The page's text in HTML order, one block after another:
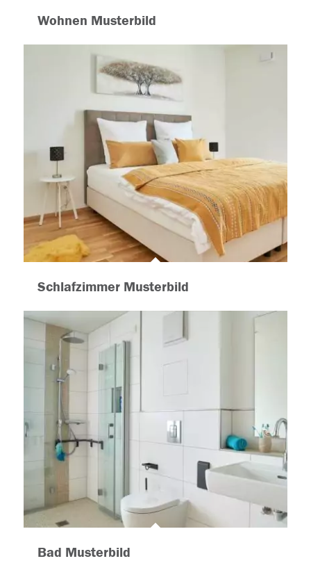
Wohnen Musterbild
Schlafzimmer Musterbild
Bad Musterbild